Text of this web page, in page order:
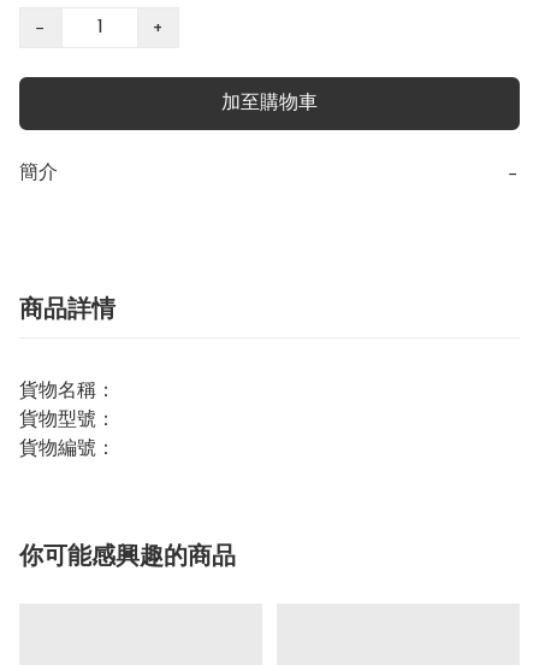
− +
加至購物車
簡介 −
商品詳情
貨物名稱：
貨物型號：
貨物編號：
你可能感興趣的商品